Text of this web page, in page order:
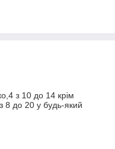
з 10 до 14 крім
8 до 20 у будь-який